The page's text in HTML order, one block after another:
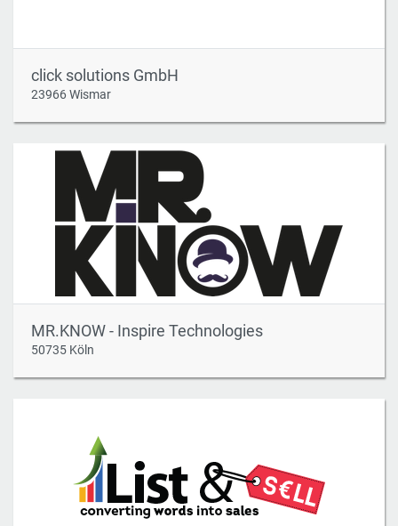
click solutions GmbH
23966 Wismar
MR.KNOW - Inspire Technologies
50735 Köln